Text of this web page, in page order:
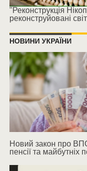
"Реконструкція
реконструйовані
НОВИНИ УКРАЇНИ
Новий закон про
пенсії та майбутніх